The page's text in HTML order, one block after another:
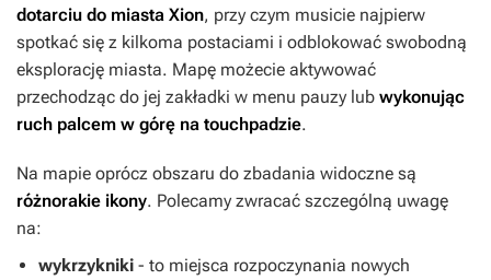
dotarciu do miasta Xion, przy czym musicie najpierw
spotkać się z kilkoma postaciami i odblokować swobodną
eksplorację miasta. Mapę możecie aktywować
przechodząc do jej zakładki w menu pauzy lub wykonując
ruch palcem w górę na touchpadzie.
Na mapie oprócz obszaru do zbadania widoczne są
różnorakie ikony. Polecamy zwracać szczególną uwagę
na:
wykrzykniki - to miejsca rozpoczynania nowych